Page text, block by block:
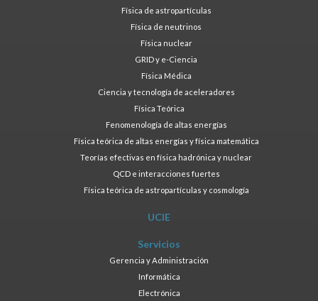
Física de astropartículas
Física de neutrinos
Física nuclear
GRID y e-Ciencia
Física Médica
Ciencia y tecnología de aceleradores
Física Teórica
Fenomenología de altas energías
Física teórica de altas energías y física matemática
Teorías efectivas en física hadrónica y nuclear
QCD e interacciones fuertes
Física teórica de astropartículas y cosmología
UCIE
Servicios
Gerencia y Administración
Informática
Electrónica